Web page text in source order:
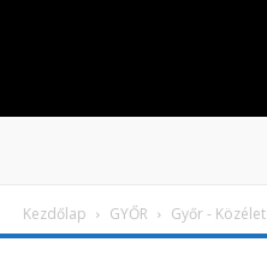
Kezdőlap GYŐR Győr - Közélet